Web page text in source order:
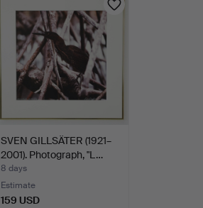
SVEN GILLSÄTER (1921–
2001). Photograph, "L…
8 days
Estimate
159 USD